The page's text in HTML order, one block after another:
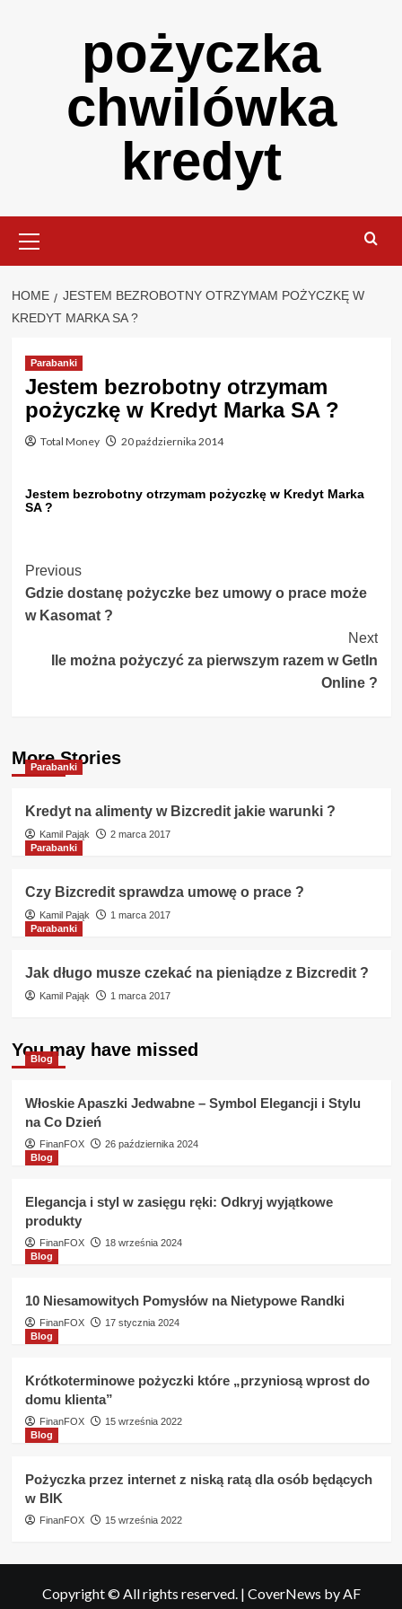
pożyczka
chwilówka
kredyt
Menu
HOME
JESTEM BEZROBOTNY OTRZYMAM POŻYCZKĘ W
KREDYT MARKA SA ?
Parabanki
Jestem bezrobotny otrzymam
pożyczkę w Kredyt Marka SA ?
Total Money 20 października 2014
Jestem bezrobotny otrzymam pożyczkę w Kredyt Marka
SA ?
Post
Navigation
Previous
Gdzie dostanę pożyczke bez umowy o prace może
w Kasomat ?
Next
Ile można pożyczyć za pierwszym razem w GetIn
Online ?
More Stories
Parabanki
Kredyt na alimenty w Bizcredit jakie warunki ?
Kamil Pająk
2 marca 2017
Parabanki
Czy Bizcredit sprawdza umowę o prace ?
Kamil Pająk
1 marca 2017
Parabanki
Jak długo musze czekać na pieniądze z Bizcredit ?
Kamil Pająk 1 marca 2017
You may have missed
Blog
Włoskie Apaszki Jedwabne – Symbol Elegancji i Stylu
na Co Dzień
FinanFOX
26 października 2024
Blog
Elegancja i styl w zasięgu ręki: Odkryj wyjątkowe
produkty
FinanFOX
18 września 2024
Blog
10 Niesamowitych Pomysłów na Nietypowe Randki
FinanFOX
17 stycznia 2024
Blog
Krótkoterminowe pożyczki które „przyniosą wprost do
domu klienta”
FinanFOX
15 września 2022
Blog
Pożyczka przez internet z niską ratą dla osób będących
w BIK
FinanFOX 15 września 2022
Copyright © All rights reserved. | CoverNews by AF